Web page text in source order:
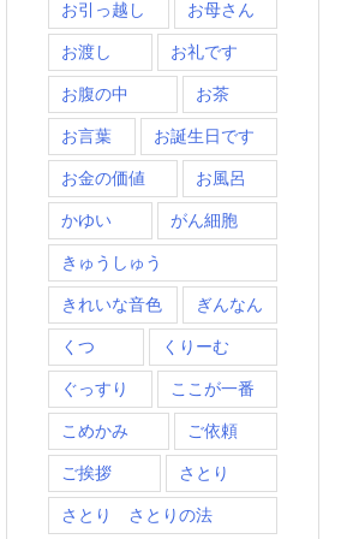
お引っ越し お母さん
お渡し お礼です
お腹の中 お茶
お言葉 お誕生日です
お金の価値 お風呂
かゆい がん細胞
きゅうしゅう
きれいな音色 ぎんなん
くつ くりーむ
ぐっすり ここが一番
こめかみ ご依頼
ご挨拶 さとり
さとり さとりの法